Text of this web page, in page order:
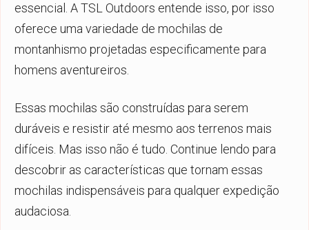
essencial. A TSL Outdoors entende isso, por isso
oferece uma variedade de mochilas de
montanhismo projetadas especificamente para
homens aventureiros.
Essas mochilas são construídas para serem
duráveis e resistir até mesmo aos terrenos mais
difíceis. Mas isso não é tudo. Continue lendo para
descobrir as características que tornam essas
mochilas indispensáveis para qualquer expedição
audaciosa.